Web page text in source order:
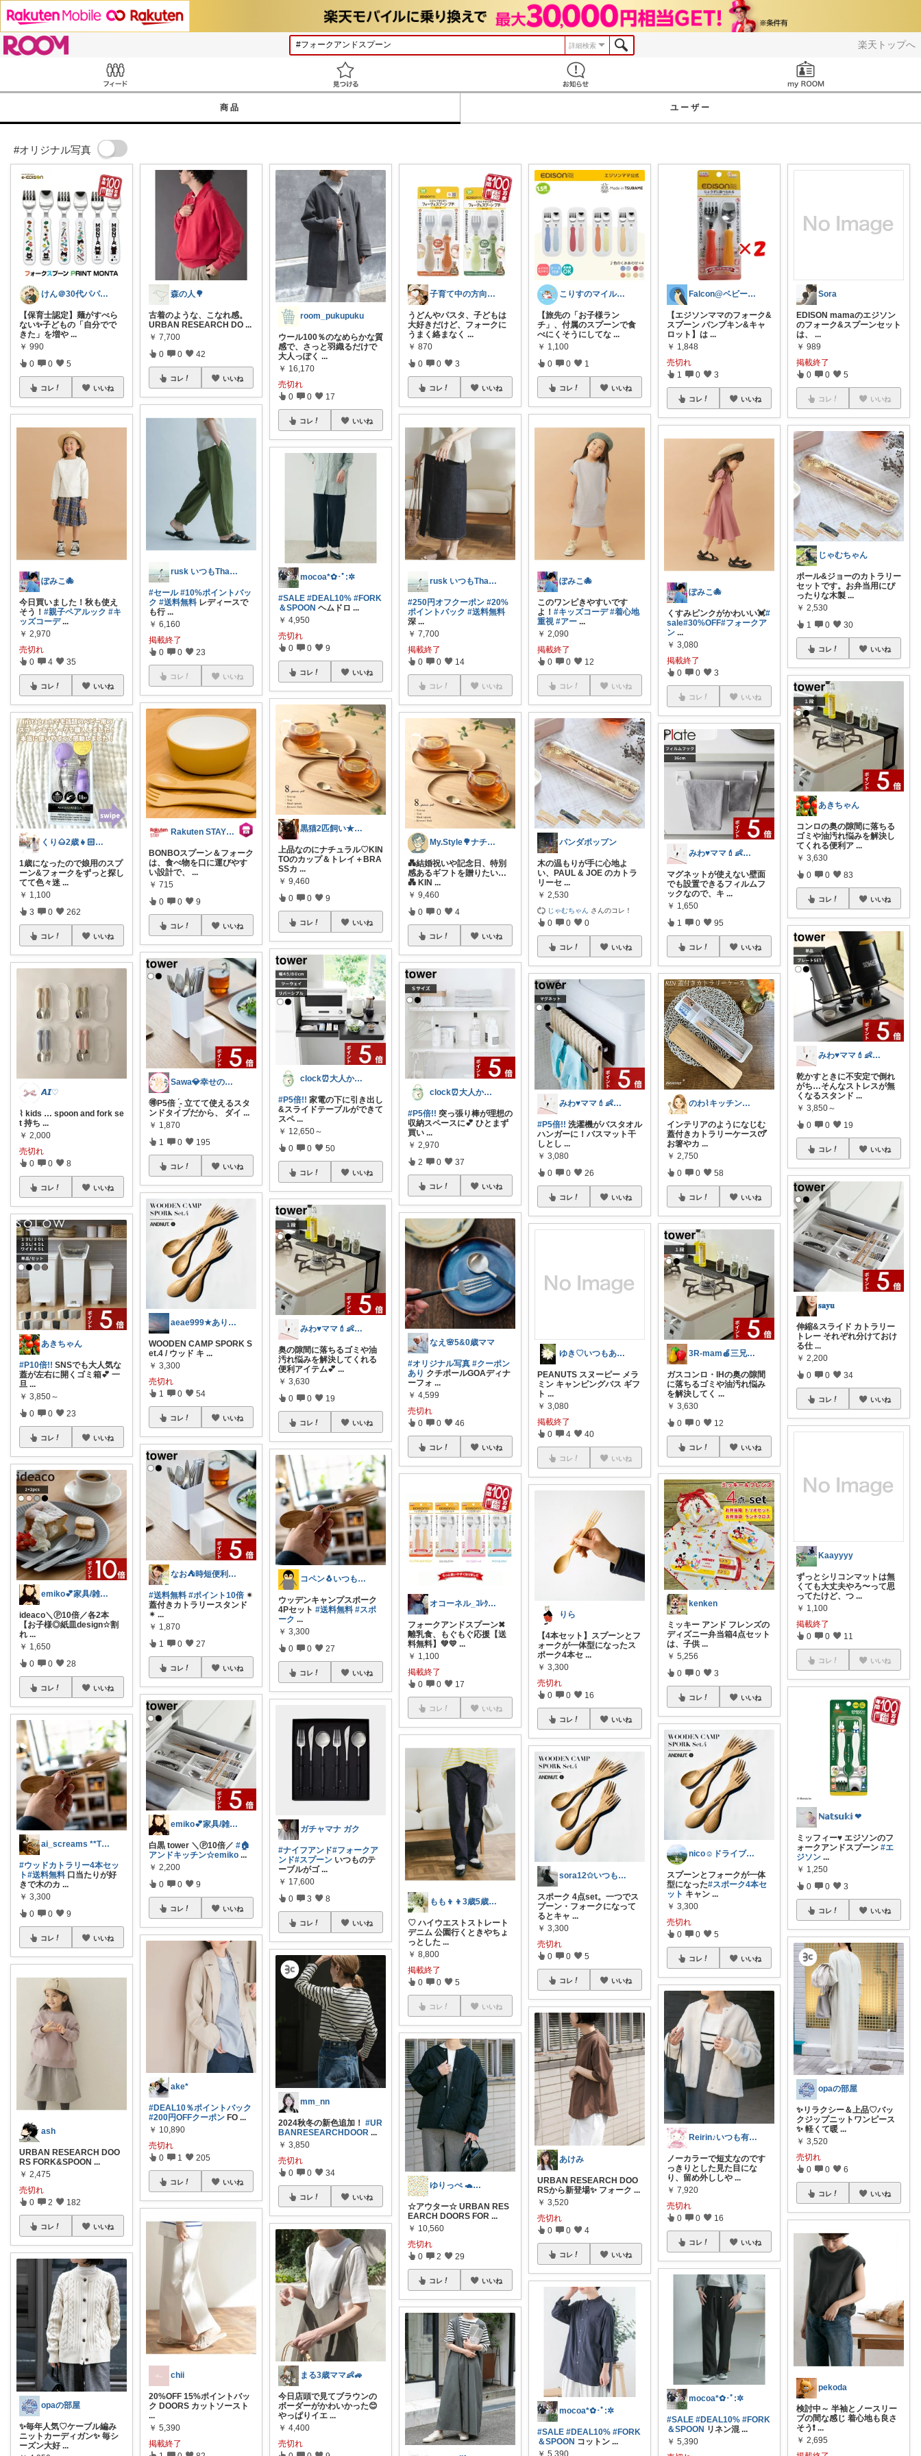
楽天トップへ
詳細検索
商品 ユーザー
#オリジナル写真
​けん＠30代パパのリアル育児グッズ
​【保育士認定】麺がすべら
ない✨子どもの「自分でで
きた」を増や ...
￥ 990
0 0 5
コレ いいね
ぽみこ🐙
今日買いました！秋も使え
そう！ #親子ペアルック #キ
ッズコーデ ...
￥ 2,970
売切れ
0 4 35
コレ いいね
くり🌰2歳👧🏻ママ❀育児/洋服
1歳になったので娘用のスプ
ーン&フォークをずっと探し
てて色々迷 ...
￥ 1,100
3 0 262
コレ いいね
𝘼𝙄♡
⌇ kids … spoon and fork se
t 持ち ...
￥ 2,000
売切れ
0 0 8
コレ いいね
あきちゃん
#P10倍!! SNSでも大人気な
蓋が左右に開くゴミ箱💕 一
旦 ...
￥ 3,850～
0 0 23
コレ いいね
emiko💕家具/雑貨/インテリア/服
ideaco＼Ⓟ10倍／各2本
【お子様◎紙皿design☆割
れ ...
￥ 1,650
0 0 28
コレ いいね
ai_screams **Thanks
#ウッドカトラリー4本セッ
ト#送料無料 口当たりが好
きで木のカ ...
￥ 3,300
0 0 9
コレ いいね
ash
URBAN RESEARCH DOO
RS FORK&SPOON ...
￥ 2,475
売切れ
0 2 182
コレ いいね
opaの部屋
✨毎年人気♡ケーブル編み
ニットカーディガン✨ 毎シ
ーズン大好 ...
森の人🌳
古着のような、こなれ感。
URBAN RESEARCH DO ...
￥ 7,700
0 0 42
コレ いいね
rusk いつもThanks!
#セール #10%ポイントバッ
ク #送料無料 レディースで
も行 ...
￥ 6,160
掲載終了
0 0 23
コレ いいね
Rakuten STAY【公式】
BONBOスプーン＆フォーク
は、食べ物を口に運びやす
い設計で、
...
￥ 715
0 0 9
コレ いいね
Sawa💎幸せのお裾分け返し🛒➿♡
🉐P5倍 ́͏̖- 立てて使えるスタ
ンドタイプだから、 ダイ ...
￥ 1,870
1 0 195
コレ いいね
aeae999★ありがとございます❤︎
WOODEN CAMP SPORK S
et.4 / ウッド キ ...
￥ 3,300
売切れ
1 0 54
コレ いいね
なお⛺️時短便利グッズ好き♡オリ写多め♪
#送料無料 #ポイント10倍 ✴︎
蓋付きカトラリースタンド
✴︎ ...
￥ 1,870
1 0 27
コレ いいね
emiko💕家具/雑貨/インテリア/服
白黒 tower ＼Ⓟ10倍／#🏠
アンドキッチン☆emiko ...
￥ 2,200
0 0 9
コレ いいね
ake*
#DEAL10％ポイントバック
#200円OFFクーポン FO ...
￥ 10,890
売切れ
0 1 205
コレ いいね
chii ‪
20%OFF 15%ポイントバッ
ク DOORS カットソースト
...
￥ 5,390
掲載終了
room_pukupuku
ウール100％のなめらかな質
感で、さっと羽織るだけで
大人っぽく ...
￥ 16,170
売切れ
0 0 17
コレ いいね
mocoa*✿･ﾟ:✲
#SALE #DEAL10% #FORK
＆SPOON ヘムドロ ...
￥ 4,950
売切れ
0 0 9
コレ いいね
黒猫2匹飼い★楽天購入は必ずルーム経由♪
上品なのにナチュラル♡KIN
TOのカップ＆トレイ＋BRA
SSカ ...
￥ 9,460
0 0 9
コレ いいね
clock⏰大人かわいい
#P5倍!! 家電の下に引き出し
&スライドテーブルができて
スペ ...
￥ 12,650～
0 0 50
コレ いいね
みわ♥️ママ💄👶夏かわいい
奥の隙間に落ちるゴミや油
汚れ悩みを解決してくれる
便利アイテム💕 ...
￥ 3,630
0 0 19
コレ いいね
コペン🐧いつもありがとう✨
ウッデンキャンプスポーク
4Pセット#送料無料 #スポ
ーク ...
￥ 3,300
0 0 27
コレ いいね
ガチャマナ ガク
#ナイフアンド#フォークア
ンド#スプーン いつものテ
ーブルがゴ ...
￥ 17,600
0 3 8
コレ いいね
mm_nn
2024秋冬の新色追加！#UR
BANRESEARCHDOOR ...
￥ 3,850
売切れ
0 0 34
コレ いいね
まる3歳ママ👶🚙
今日店頭で見てブラウンの
ボーダーがかわいかった😊
やっぱりイエ ...
￥ 4,400
売切れ
子育て中の方向け便利グッズ
うどんやパスタ、子どもは
大好きだけど、フォークに
うまく絡まなく ...
￥ 870
0 0 3
コレ いいね
rusk いつもThanks!
#250円オフクーポン #20%
ポイントバック #送料無料
深 ...
￥ 7,700
掲載終了
0 0 14
コレ いいね
My.Style🌳ナチュラルな暮らし
💑結婚祝いや記念日、特別
感あるギフトを贈りたい…
💑 KIN ...
￥ 9,460
0 0 4
コレ いいね
clock⏰大人かわいい
#P5倍!! 突っ張り棒が理想の
収納スペースに💕 ひとまず
買い ...
￥ 2,970
2 0 37
コレ いいね
なえ🌸5&0歳ママ
#オリジナル写真 #クーポン
あり クチポールGOAディナ
ーフォ ...
￥ 4,599
売切れ
0 0 46
コレ いいね
オコーネル_ｺﾚｸｼｮﾝみてね♡
フォークアンドスプーン✖︎
離乳食、もぐもぐ応援【送
料無料】💚💛 ...
￥ 1,100
掲載終了
0 0 17
コレ いいね
もも👦👦3歳5歳ママ
♡ ハイウエストストレート
デニム 公園行くときやちょ
っとした ...
￥ 8,800
掲載終了
0 0 5
コレ いいね
ゆりっぺ 🐢…
☆アウター☆ URBAN RES
EARCH DOORS FOR ...
￥ 10,560
売切れ
0 2 29
コレ いいね
こりすのマイルの記録
【旅先の「お子様ラン
チ」、付属のスプーンで食
べにくそうにしてな ...
￥ 1,100
0 0 1
コレ いいね
ぽみこ🐙
このワンピきやすいです
よ！#キッズコーデ #着心地
重視 #アー ...
￥ 2,090
掲載終了
0 0 12
コレ いいね
パンダポップン
木の温もりが手に心地よ
い、PAUL & JOE のカトラ
リーセ ...
￥ 2,530
じゃむちゃん さんのコレ！
0 0 0
コレ いいね
みわ♥️ママ💄👶夏かわいい
#P5倍!! 洗濯機がバスタオル
ハンガーに！バスマット干
しとし ...
￥ 3,080
0 0 26
コレ いいね
ゆき♡いつもありがとうございます✿.*･
PEANUTS スヌーピー メラ
ミン キャンピングバス ギフ
ト ...
￥ 3,080
掲載終了
0 4 40
コレ いいね
りら
【4本セット】スプーンとフ
ォークが一体型になったス
ポーク4本セ ...
￥ 3,300
売切れ
0 0 16
コレ いいね
sora12✩いつも感謝です☺️
スポーク 4点set。一つでス
プーン・フォークになって
るとキャ ...
￥ 3,300
売切れ
0 0 5
コレ いいね
あけみ
URBAN RESEARCH DOO
RSから新登場✨ フォーク ...
￥ 3,520
売切れ
0 0 4
コレ いいね
mocoa*✿･ﾟ:✲
#SALE #DEAL10% #FORK
＆SPOON コットン ...
￥ 5,390
Falcon@ベビー/キッズ用品中心
【エジソンママのフォーク&
スプーン パンプキン&キャ
ロット】は ...
￥ 1,848
売切れ
1 0 3
コレ いいね
ぽみこ🐙
くすみピンクがかわいい💓#
sale#30%OFF#フォークア
ン ...
￥ 3,080
掲載終了
0 0 3
コレ いいね
みわ♥️ママ💄👶夏かわいい
マグネットが使えない壁面
でも設置できるフィルムフ
ックなので、キ ...
￥ 1,650
1 0 95
コレ いいね
のわ⌇キッチンと食器と暮らしの道具🫖
インテリアのようになじむ
蓋付きカトラリーケースꯁꯧ
お箸やカ ...
￥ 2,750
0 0 58
コレ いいね
3R-mam🍎三兄弟母
ガスコンロ・IHの奥の隙間
に落ちるゴミや油汚れ悩み
を解決してく ...
￥ 3,630
0 0 12
コレ いいね
kenken
ミッキー アンド フレンズの
ディズニー弁当箱4点セット
は、子供 ...
￥ 5,256
0 0 3
コレ いいね
nico☺︎ドライブ好き女子
スプーンとフォークが一体
型になった#スポーク4本セ
ット キャン ...
￥ 3,300
売切れ
0 0 5
コレ いいね
Reirin♪いつも有難うございます😊
ノーカラーで短丈なのです
っきりとした見た目にな
り、留め外ししや ...
￥ 7,920
売切れ
0 0 16
コレ いいね
mocoa*✿･ﾟ:✲
#SALE #DEAL10% #FORK
＆SPOON リネン混 ...
￥ 5,390
Sora
EDISON mamaのエジソン
のフォーク&スプーンセット
は、
...
￥ 989
掲載終了
0 0 5
コレ いいね
じゃむちゃん
ポール&ジョーのカトラリー
セットです。お弁当用にぴ
ったりな木製 ...
￥ 2,530
1 0 30
コレ いいね
あきちゃん
コンロの奥の隙間に落ちる
ゴミや油汚れ悩みを解決し
てくれる便利ア ...
￥ 3,630
0 0 83
コレ いいね
みわ♥️ママ💄👶夏かわいい
乾かすときに不安定で倒れ
がち…そんなストレスが無
くなるスタンド ...
￥ 3,850～
0 0 19
コレ いいね
𝐬𝐚𝐲𝐮
伸縮&スライド カトラリー
トレー それぞれ分けておけ
る仕 ...
￥ 2,200
0 0 34
コレ いいね
Kaayyyy
ずっとシリコンマットは無
くても大丈夫やろ〜って思
ってたけど、つ ...
￥ 1,100
掲載終了
0 0 11
コレ いいね
ℕ𝕒𝕥𝕤𝕦𝕜𝕚 ❤︎
ミッフィー♥ エジソンのフ
ォークアンドスプーン#エ
ジソン ...
￥ 1,250
0 0 3
コレ いいね
opaの部屋
✨リラクシー＆上品♡バッ
クジップニットワンピース
✨ 軽くて暖 ...
￥ 3,520
売切れ
0 0 6
コレ いいね
pekoda
検討中～ 半袖とノースリー
ブの間な感じ 着心地も良さ
そう❗️...
￥ 2,695